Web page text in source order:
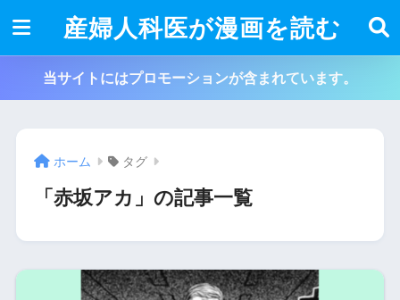
産婦人科医が漫画を読む
当サイトにはプロモーションが含まれています。
ホーム タグ
「赤坂アカ」の記事一覧